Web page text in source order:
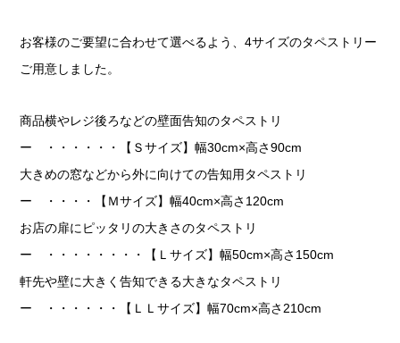
お客様のご要望に合わせて選べるよう、4サイズのタペストリー
ご用意しました。
商品横やレジ後ろなどの壁面告知のタペストリ
ー ・・・・・・【Ｓサイズ】幅30cm×高さ90cm
大きめの窓などから外に向けての告知用タペストリ
ー ・・・・【Ｍサイズ】幅40cm×高さ120cm
お店の扉にピッタリの大きさのタペストリ
ー ・・・・・・・・【Ｌサイズ】幅50cm×高さ150cm
軒先や壁に大きく告知できる大きなタペストリ
ー ・・・・・・【ＬＬサイズ】幅70cm×高さ210cm